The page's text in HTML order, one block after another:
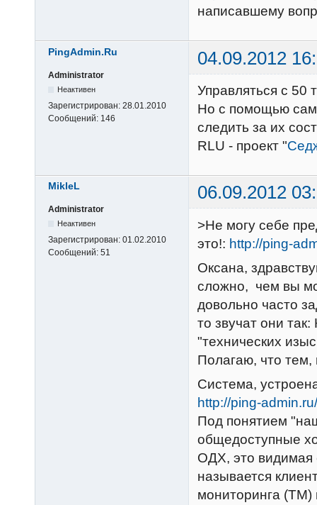
написавшему
PingAdmin.Ru 04.09.2012
Administrator
Неактивен
Зарегистрирован: 28.01.2010
Сообщений: 146
Управляться с 50
Но с помощью
следить за их
RLU - проект "
MikleL 06.09.2012
Administrator
Неактивен
Зарегистрирован: 01.02.2010
Сообщений: 51
>Не могу себе
это!: http://ping-
Оксана,
сложно, чем вы
довольно часто
то звучат они
"технических
Полагаю, что тем,
Система,
http://ping-
Под понятием
общедоступные
ОДХ, это видимая
называется
мониторинга (ТМ)